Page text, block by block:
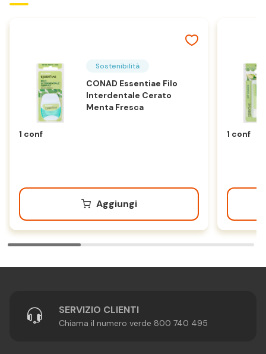
Sostenibilità
CONAD Essentiae Filo
Interdentale Cerato
Menta Fresca
1 conf
Aggiungi
1 conf
SERVIZIO CLIENTI
Chiama il numero verde 800 740 495